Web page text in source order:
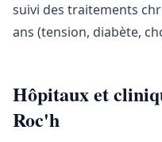
suivi des traitements
ans (tension, diabète,
Hôpitaux et
Roc'h